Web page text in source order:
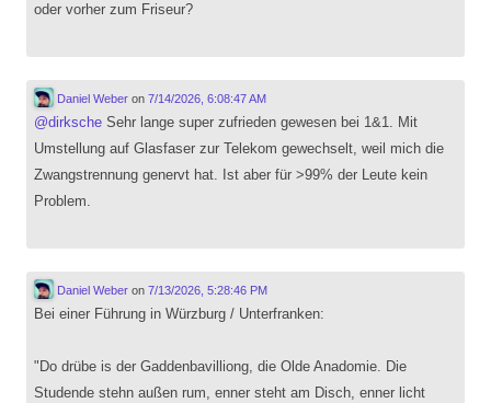
oder vorher zum Friseur?
Daniel Weberon 7/14/2026, 6:08:47 AM
@dirksche Sehr lange super zufrieden gewesen bei 1&1. Mit
Umstellung auf Glasfaser zur Telekom gewechselt, weil mich die
Zwangstrennung genervt hat. Ist aber für >99% der Leute kein
Problem.
Daniel Weberon 7/13/2026, 5:28:46 PM
Bei einer Führung in Würzburg / Unterfranken:
"Do drübe is der Gaddenbavilliong, die Olde Anadomie. Die
Studende stehn außen rum, enner steht am Disch, enner licht